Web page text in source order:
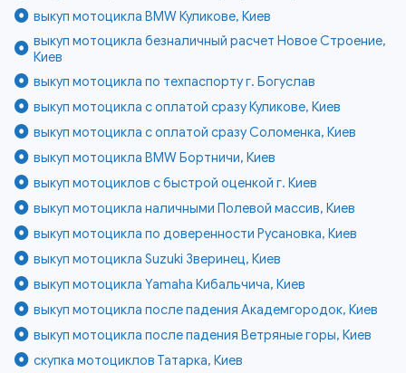
выкуп мотоцикла BMW Куликове, Киев
выкуп мотоцикла безналичный расчет Новое Строение,
Киев
выкуп мотоцикла по техпаспорту г. Богуслав
выкуп мотоцикла с оплатой сразу Куликове, Киев
выкуп мотоцикла с оплатой сразу Соломенка, Киев
выкуп мотоцикла BMW Бортничи, Киев
выкуп мотоциклов с быстрой оценкой г. Киев
выкуп мотоцикла наличными Полевой массив, Киев
выкуп мотоцикла по доверенности Русановка, Киев
выкуп мотоцикла Suzuki Зверинец, Киев
выкуп мотоцикла Yamaha Кибальчича, Киев
выкуп мотоцикла после падения Академгородок, Киев
выкуп мотоцикла после падения Ветряные горы, Киев
скупка мотоциклов Татарка, Киев